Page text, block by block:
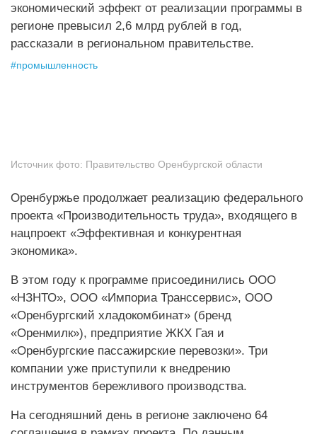
экономический эффект от реализации программы в
регионе превысил 2,6 млрд рублей в год,
рассказали в региональном правительстве.
#промышленность
Источник фото: Правительство Оренбургской области
Оренбуржье продолжает реализацию федерального
проекта «Производительность труда», входящего в
нацпроект «Эффективная и конкурентная
экономика».
В этом году к программе присоединились ООО
«НЗНТО», ООО «Импориа Транссервис», ООО
«Оренбургский хладокомбинат» (бренд
«Оренмилк»), предприятие ЖКХ Гая и
«Оренбургские пассажирские перевозки». Три
компании уже приступили к внедрению
инструментов бережливого производства.
На сегодняшний день в регионе заключено 64